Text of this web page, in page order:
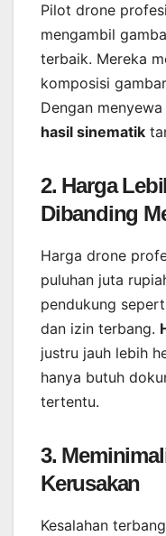
Pilot drone
mengambil
terbaik. Mereka
komposisi
Dengan
hasil sinematik
2. Harga
Dibanding
Harga drone
puluhan juta
pendukung
dan izin terbang.
justru jauh lebih
hanya butuh
tertentu.
3.
Kerusakan
Kesalahan